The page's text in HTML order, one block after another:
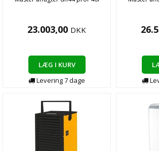
23.003,00 DKK
LÆG I KURV
Levering7dage